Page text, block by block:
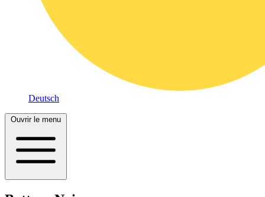
Deutsch
Ouvrir le menu